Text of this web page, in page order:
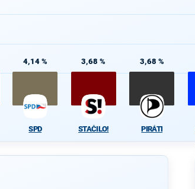
4,14 %
SPD
3,68 %
STAČILO!
3,68 %
PIRÁTI